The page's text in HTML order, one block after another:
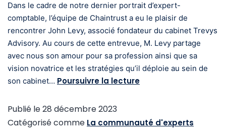
Dans le cadre de notre dernier portrait d’expert-
comptable, l’équipe de Chaintrust a eu le plaisir de
rencontrer John Levy, associé fondateur du cabinet Trevys
Advisory. Au cours de cette entrevue, M. Levy partage
avec nous son amour pour sa profession ainsi que sa
vision novatrice et les stratégies qu’il déploie au sein de
son cabinet… Poursuivre la lecture
Publié le28 décembre 2023
Catégorisé comme La communauté d'experts